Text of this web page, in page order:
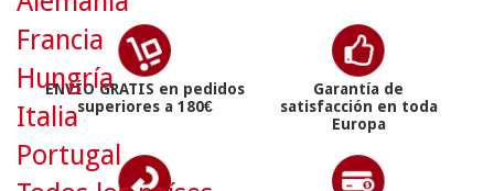
ENVÍO GRATIS en pedidos
superiores a 180€
Garantía de
satisfacción en toda
Europa
Francia
Hungría
Italia
Portugal